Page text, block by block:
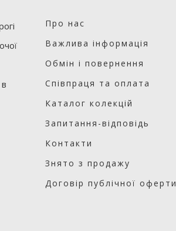
Про нас
Важлива інформація
Обмін і повернення
Співпраця та оплата
Каталог колекцій
Запитання-відповідь
Контакти
Знято з продажу
Договір публічної оферти